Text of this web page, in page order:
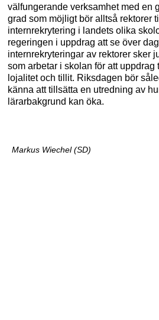
välfungerande verksamhet med en
grad som möjligt bör alltså rektorer
internrekrytering i landets olika
regeringen i uppdrag att se över
internrekryteringar av rektorer sker
som arbetar i skolan för att
lojalitet och tillit. Riksdagen bör
känna att tillsätta en utredning av
lärarbakgrund kan öka.
Markus Wiechel (SD)